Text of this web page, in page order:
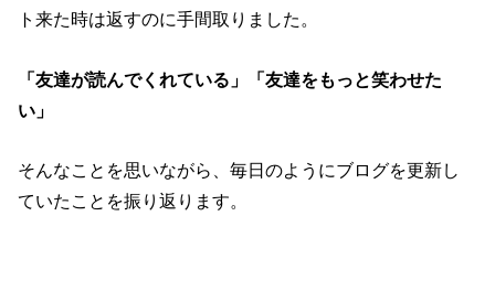
ト来た時は返すのに手間取りました。
「友達が読んでくれている」「友達をもっと笑わせた
い」
そんなことを思いながら、毎日のようにブログを更新し
ていたことを振り返ります。